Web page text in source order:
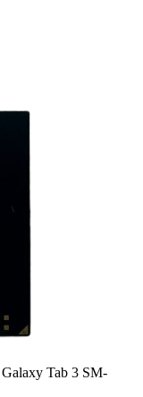
Tab 3 SM-